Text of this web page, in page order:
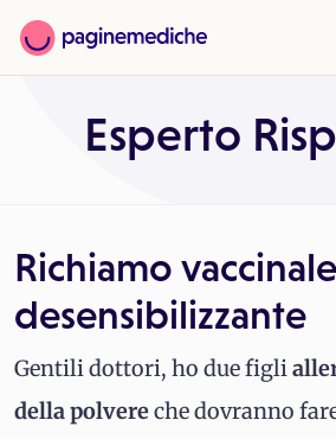
Esperto
Richiamo
desensibilizzante
Gentili dottori, ho due figli
della polvereche dovranno